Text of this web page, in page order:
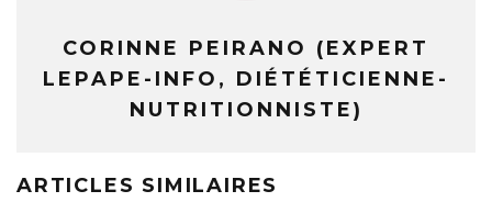
CORINNE PEIRANO (EXPERT
LEPAPE-INFO, DIÉTÉTICIENNE-
NUTRITIONNISTE)
ARTICLES SIMILAIRES